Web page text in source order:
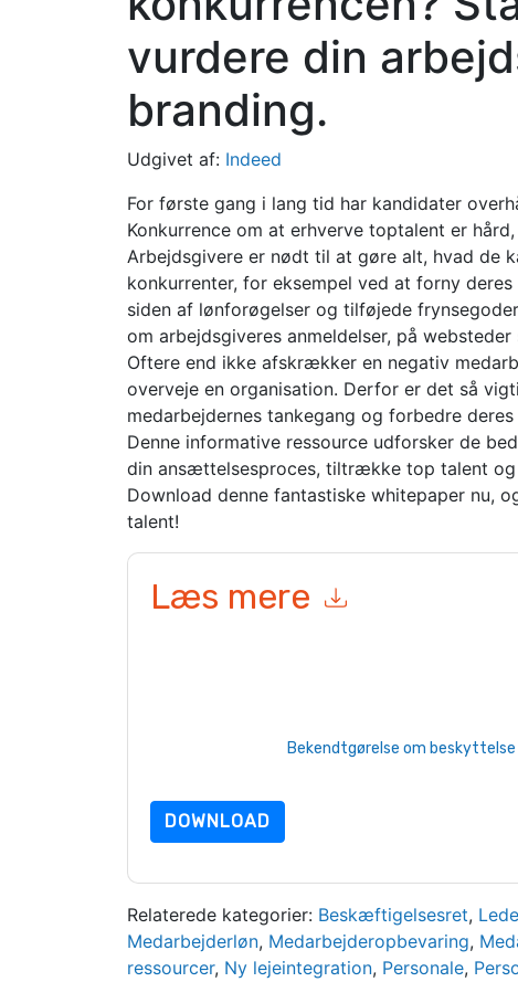
vurdere din
branding.
Udgivet af: Indeed
For første gang i lang tid har kandidater
Konkurrence om at erhverve toptalent er
Arbejdsgivere er nødt til at gøre alt, hvad de
konkurrenter, for eksempel ved at forny
siden af ​​lønforøgelser og tilføjede
om arbejdsgiveres anmeldelser, på
Oftere end ikke afskrækker en negativ
overveje en organisation. Derfor er det så
medarbejdernes tankegang og forbedre
Denne informative ressource udforsker de
din ansættelsesproces, tiltrække top talent og
Download denne fantastiske whitepaper nu,
talent!
Læs mere
Bekendtgørelse om
DOWNLOAD
Relaterede kategorier: Beskæftigelsesret,
Medarbejderløn, Medarbejderopbevaring,
ressourcer, Ny lejeintegration, Personale,